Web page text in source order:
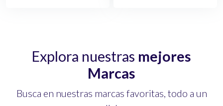
Explora nuestras mejores
Marcas
Busca en nuestras marcas favoritas, todo a un